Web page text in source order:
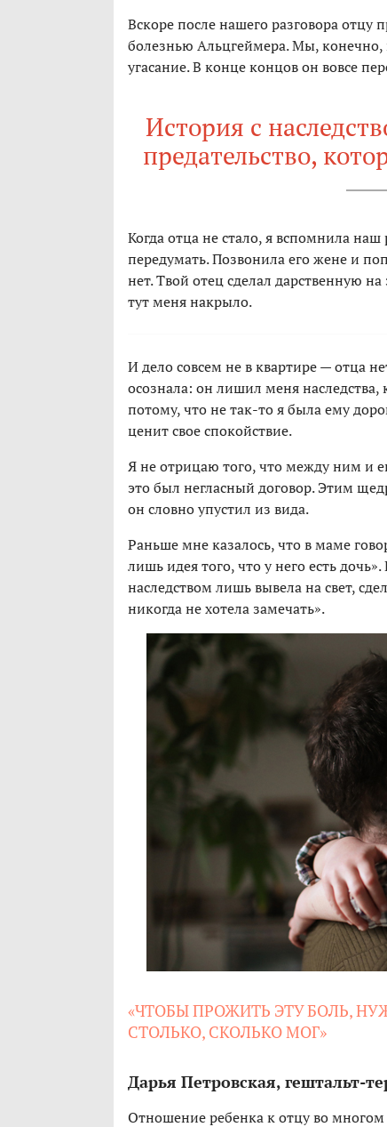
Вскоре после нашего разговора
болезнью Альцгеймера. Мы, конечно,
угасание. В конце концов он вовсе
История с
предательство,
Когда отца не стало, я вспомнила
передумать. Позвонила его жене и
нет. Твой отец сделал дарственную
тут меня накрыло.
И дело совсем не в квартире — отца
осознала: он лишил меня
потому, что не так-то я была ему
ценит свое спокойствие.
Я не отрицаю того, что между ним и
это был негласный договор. Этим
он словно упустил из вида.
Раньше мне казалось, что в маме
лишь идея того, что у него есть
наследством лишь вывела на свет,
никогда не хотела замечать».
«ЧТОБЫ ПРОЖИТЬ ЭТУ БОЛЬ,
СТОЛЬКО, СКОЛЬКО МОГ»
Дарья Петровская, гештальт-
Отношение ребенка к отцу во